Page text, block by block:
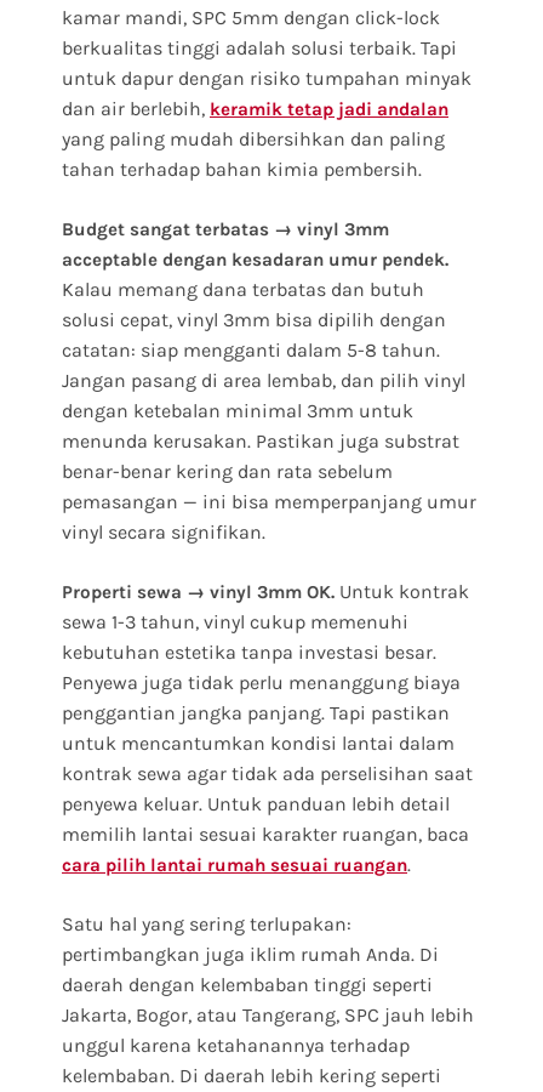
kamar mandi, SPC 5mm dengan click-lock
berkualitas tinggi adalah solusi terbaik. Tapi
untuk dapur dengan risiko tumpahan minyak
dan air berlebih, keramik tetap jadi andalan
yang paling mudah dibersihkan dan paling
tahan terhadap bahan kimia pembersih.
Budget sangat terbatas → vinyl 3mm
acceptable dengan kesadaran umur pendek.
Kalau memang dana terbatas dan butuh
solusi cepat, vinyl 3mm bisa dipilih dengan
catatan: siap mengganti dalam 5-8 tahun.
Jangan pasang di area lembab, dan pilih vinyl
dengan ketebalan minimal 3mm untuk
menunda kerusakan. Pastikan juga substrat
benar-benar kering dan rata sebelum
pemasangan — ini bisa memperpanjang umur
vinyl secara signifikan.
Properti sewa → vinyl 3mm OK. Untuk kontrak
sewa 1-3 tahun, vinyl cukup memenuhi
kebutuhan estetika tanpa investasi besar.
Penyewa juga tidak perlu menanggung biaya
penggantian jangka panjang. Tapi pastikan
untuk mencantumkan kondisi lantai dalam
kontrak sewa agar tidak ada perselisihan saat
penyewa keluar. Untuk panduan lebih detail
memilih lantai sesuai karakter ruangan, baca
cara pilih lantai rumah sesuai ruangan.
Satu hal yang sering terlupakan:
pertimbangkan juga iklim rumah Anda. Di
daerah dengan kelembaban tinggi seperti
Jakarta, Bogor, atau Tangerang, SPC jauh lebih
unggul karena ketahanannya terhadap
kelembaban. Di daerah lebih kering seperti